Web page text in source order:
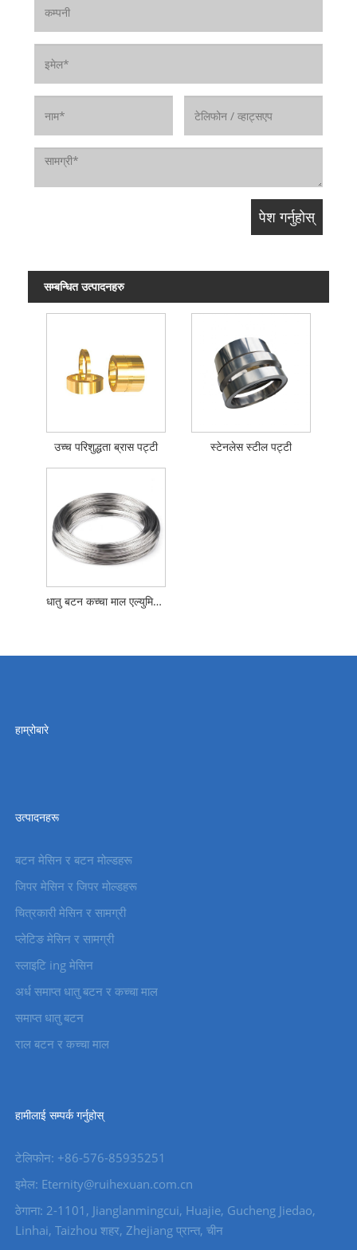
सम्बन्धित उत्पादनहरु
उच्च परिशुद्धता ब्रास पट्टी स्टेनलेस स्टील पट्टी
धातु बटन कच्चा माल एल्युमिनियम तार
हाम्रोबारे
उत्पादनहरू
बटन मेसिन र बटन मोल्डहरू
जिपर मेसिन र जिपर मोल्डहरू
चित्रकारी मेसिन र सामग्री
प्लेटिङ मेसिन र सामग्री
स्लाइटि ing मेसिन
अर्ध समाप्त धातु बटन र कच्चा माल
समाप्त धातु बटन
राल बटन र कच्चा माल
हामीलाई सम्पर्क गर्नुहोस्
टेलिफोन: +86-576-85935251
इमेल: Eternity@ruihexuan.com.cn
ठेगाना: 2-1101, Jianglanmingcui, Huajie, Gucheng Jiedao,
Linhai, Taizhou शहर, Zhejiang प्रान्त, चीन